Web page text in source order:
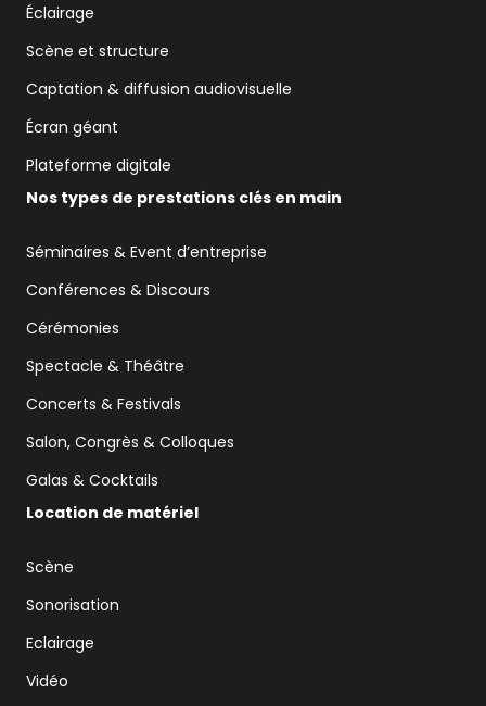
Éclairage
Scène et structure
Captation & diffusion audiovisuelle
Écran géant
Plateforme digitale
Nos types de prestations clés en main
Séminaires & Event d’entreprise
Conférences & Discours
Cérémonies
Spectacle & Théâtre
Concerts & Festivals
Salon, Congrès & Colloques
Galas & Cocktails
Location de matériel
Scène
Sonorisation
Eclairage
Vidéo